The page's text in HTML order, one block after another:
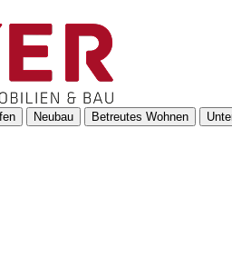
Neubau Betreutes Wohnen